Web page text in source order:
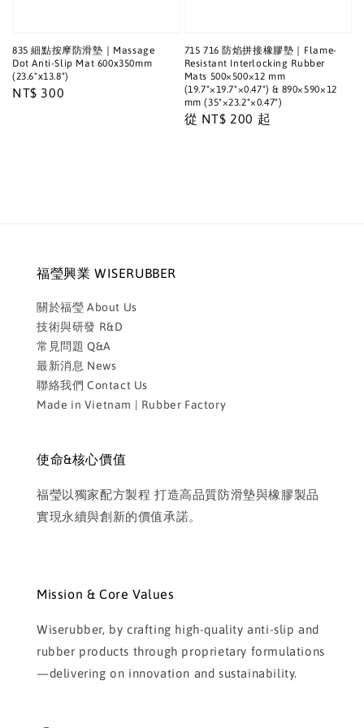
835 細點按摩防滑墊｜Massage
Dot Anti-Slip Mat 600x350mm
(23.6"x13.8")
Regular
NT$ 300
715 716 防焰拼接橡膠墊｜Flame-
Resistant Interlocking Rubber
Mats 500×500×12 mm
(19.7"×19.7"×0.47") & 890×590×12
mm (35"×23.2"×0.47")
Regular
從 NT$ 200 起
福瑩興業 WISERUBBER
關於福瑩 About Us
技術與研發 R&D
常見問題 Q&A
最新消息 News
聯絡我們 Contact Us
Made in Vietnam | Rubber Factory
使命&核心價值
福瑩以獨家配方製程 打造高品質防滑墊與橡膠製品
實現永續與創新的價值承諾。
Mission & Core Values
Wiserubber, by crafting high-quality anti-slip and
rubber products through proprietary formulations
—delivering on innovation and sustainability.